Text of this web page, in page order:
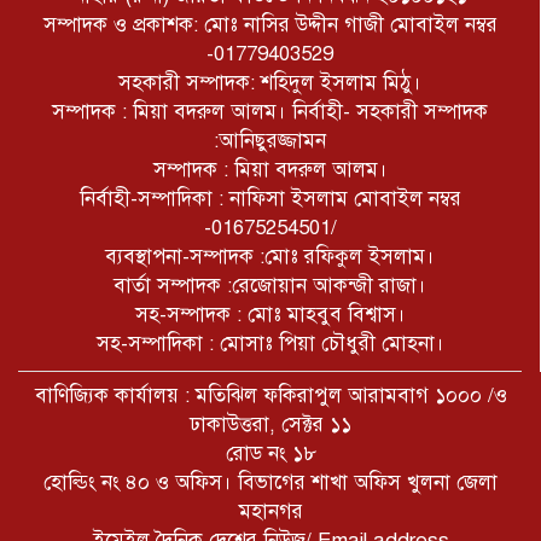
৫ আগষ্ট কক্সবাজার জেলা প্রেসক্লাব
কর্তৃক আয়োজিত জুলাই অভ্যূত্থান দিবস
উপলক্ষে আলোচনা সভা ও দোয়া
মাহফিল অনুষ্ঠিত
সম্পাদক ও প্রকাশক: মোঃ নাসির উদ্দীন গাজী মোবাইল নম্বর
-01779403529
সহকারী সম্পাদক: শহিদুল ইসলাম মিঠু।
সম্পাদক : মিয়া বদরুল আলম। নির্বাহী- সহকারী সম্পাদক
:আনিছুরজ্জামন
সম্পাদক : মিয়া বদরুল আলম।
নির্বাহী-সম্পাদিকা : নাফিসা ইসলাম মোবাইল নম্বর
-01675254501/
ব্যবস্থাপনা-সম্পাদক :মোঃ রফিকুল ইসলাম।
বার্তা সম্পাদক :রেজোয়ান আকন্জী রাজা।
সহ-সম্পাদক : মোঃ মাহবুব বিশ্বাস।
সহ-সম্পাদিকা : মোসাঃ পিয়া চৌধুরী মোহনা।
বাণিজ্যিক কার্যালয় : মতিঝিল ফকিরাপুল আরামবাগ ১০০০ /ও
ঢাকাউত্তরা, সেক্টর ১১
রোড নং ১৮
হোল্ডিং নং ৪০ ও অফিস। বিভাগের শাখা অফিস খুলনা জেলা
মহানগর